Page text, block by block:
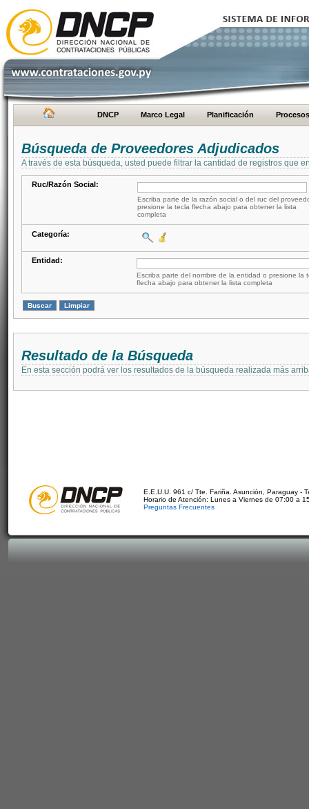
DNCP Marco Legal Planificación Procesos
Búsqueda de Proveedores Adjudicados
A través de esta búsqueda, usted puede filtrar la cantidad de registros que
Ruc/Razón Social:
Escriba parte de la razón social o del ruc del
presione la tecla flecha abajo para obtener la lista
completa
Categoría:
Entidad:
Escriba parte del nombre de la entidad o presione la
flecha abajo para obtener la lista completa
Resultado de la Búsqueda
En esta sección podrá ver los resultados de la búsqueda realizada más
E.E.U.U. 961 c/ Tte. Fariña. Asunción, Paraguay -
Horario de Atención: Lunes a Viernes de 07:00 a
Preguntas Frecuentes